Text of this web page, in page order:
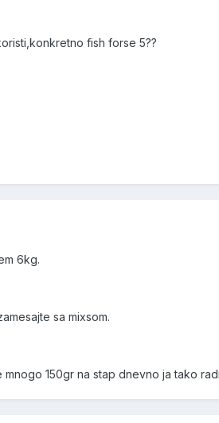
fish forse 5??
6kg.
sa mixsom.
150gr na stap dnevno ja tako